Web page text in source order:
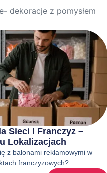
dekoracje z pomysłem
Sieci I Franczyz –
Lokalizacjach
z balonami reklamowymi w
franczyzowych?